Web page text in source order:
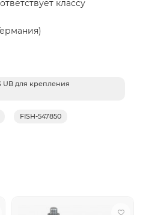
классу
UB для крепления
FISH-547850